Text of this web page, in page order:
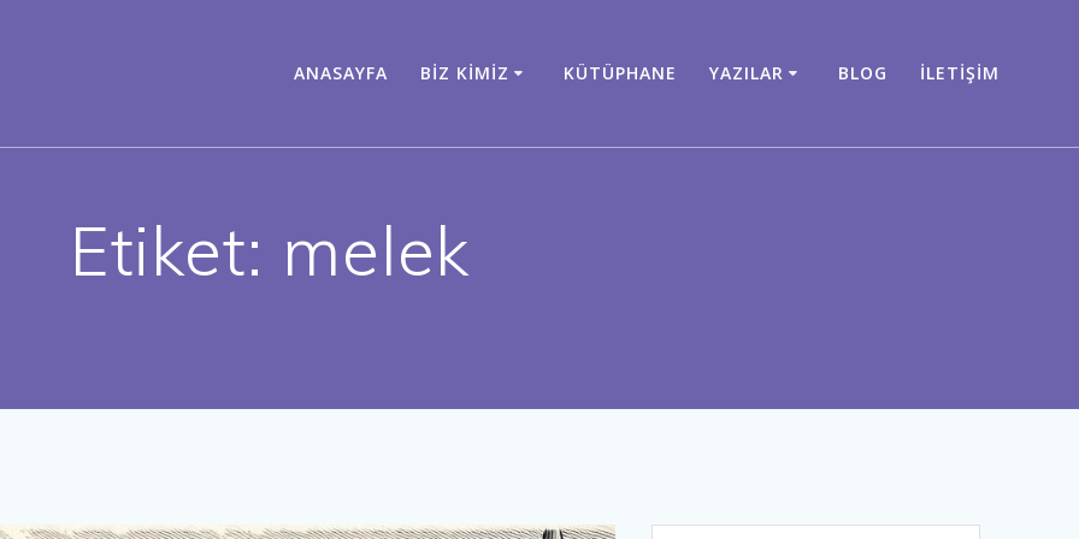
ANASAYFA BIZ KIMIZ KÜTÜPHANE YAZILAR BLOG İLETIŞIM
Etiket: melek